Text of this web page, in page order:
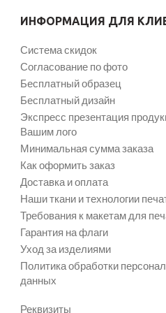
ИНФОРМАЦИЯ ДЛЯ
Система скидок
Согласование по фото
Бесплатный образец
Бесплатный дизайн
Экспресс презентация
Вашим лого
Минимальная сумма заказа
Как оформить заказ
Доставка и оплата
Наши ткани и технологии
Требования к макетам для
Гарантия на флаги
Уход за изделиями
Политика обработки
данных
Реквизиты